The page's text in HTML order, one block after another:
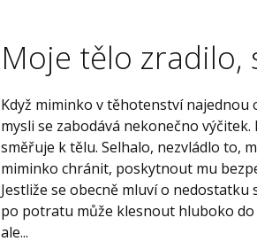
Moje tělo zradilo,
Když miminko v těhotenství najednou
mysli se zabodává nekonečno
směřuje k tělu. Selhalo, nezvládlo to,
miminko chránit, poskytnout mu
Jestliže se obecně mluví o nedostatku
po potratu může klesnout hluboko do
ale...